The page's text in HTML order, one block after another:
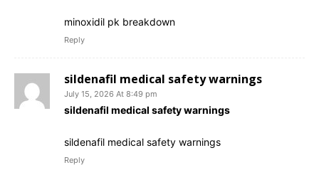
minoxidil pk breakdown
Reply
sildenafil medical safety warnings
July 15, 2026 At 8:49 pm
sildenafil medical safety warnings
sildenafil medical safety warnings
Reply